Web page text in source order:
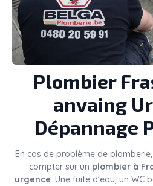
Plombier
anvaing
Dépannage
En cas de problème de
compter sur un plombier à
urgence. Une fuite d’eau, un WC